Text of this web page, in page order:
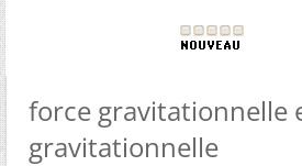
force gravitationnelle
gravitationnelle